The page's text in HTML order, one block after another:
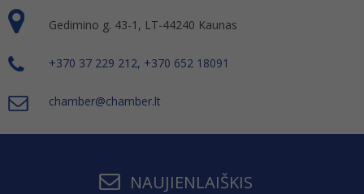
Gedimino g. 43-1, LT-44240 Kaunas
+370 37 229 212, +370 652 18091
chamber@chamber.lt
NAUJIENLAIŠKIS